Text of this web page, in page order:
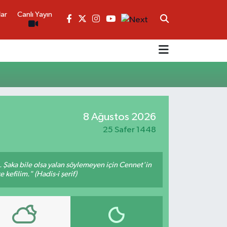
Canlı Yayın
8 Ağustos 2026
25 Safer 1448
Şaka bile olsa yalan söylemeyen için Cennet'in
kefilim." (Hadis-i şerif)